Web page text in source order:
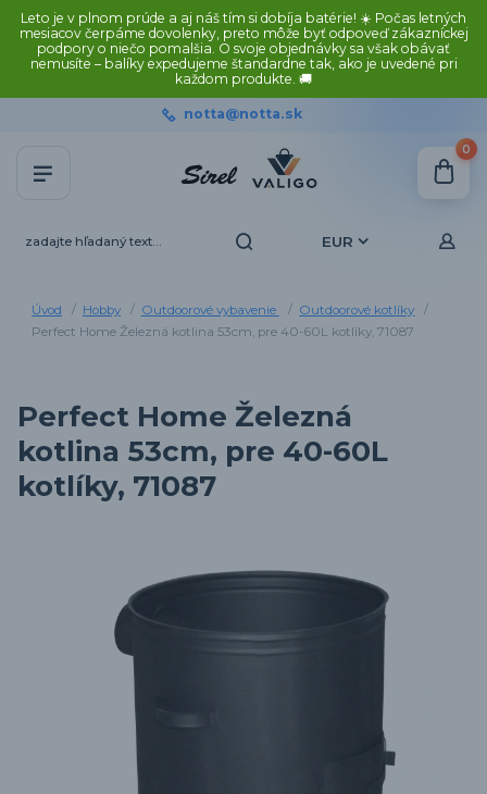
Leto je v plnom prúde a aj náš tím si dobíja batérie! ☀️ Počas letných
mesiacov čerpáme dovolenky, preto môže byť odpoveď zákazníckej
podpory o niečo pomalšia. O svoje objednávky sa však obávať
nemusíte – balíky expedujeme štandardne tak, ako je uvedené pri
každom produkte. 🚚
EUR
notta@notta.sk
0
Úvod Hobby Outdoorové vybavenie
Outdoorové kotlíky
Perfect Home Železná kotlina 53cm, pre 40-60L kotlíky, 71087
Perfect Home Železná
kotlina 53cm, pre 40-60L
kotlíky, 71087